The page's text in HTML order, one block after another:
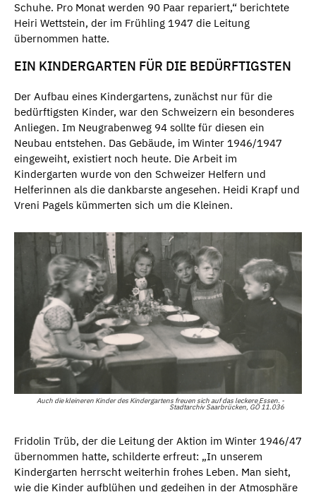
Schuhe. Pro Monat werden 90 Paar repariert,“ berichtete
Heiri Wettstein, der im Frühling 1947 die Leitung
übernommen hatte.
EIN KINDERGARTEN FÜR DIE BEDÜRFTIGSTEN
Der Aufbau eines Kindergartens, zunächst nur für die
bedürftigsten Kinder, war den Schweizern ein besonderes
Anliegen. Im Neugrabenweg 94 sollte für diesen ein
Neubau entstehen. Das Gebäude, im Winter 1946/1947
eingeweiht, existiert noch heute. Die Arbeit im
Kindergarten wurde von den Schweizer Helfern und
Helferinnen als die dankbarste angesehen. Heidi Krapf und
Vreni Pagels kümmerten sich um die Kleinen.
Auch die kleineren Kinder des Kindergartens freuen sich auf das leckere Essen. -
Stadtarchiv Saarbrücken, GÖ 11.036
Fridolin Trüb, der die Leitung der Aktion im Winter 1946/47
übernommen hatte, schilderte erfreut: „In unserem
Kindergarten herrscht weiterhin frohes Leben. Man sieht,
wie die Kinder aufblühen und gedeihen in der Atmosphäre